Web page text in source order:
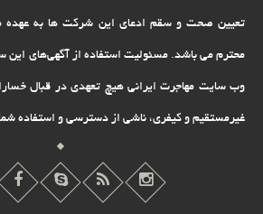
تعیین صحت و سقم ادعای این شرکت ها به عهده
محترم می باشد. مسئولیت استفاده از آگهی‌های این
وب سایت مهاجرت ایرانی هیچ تعهدى در قبال
غیرمستقیم و کیفرى، ناشى از دسترسى و استفاده